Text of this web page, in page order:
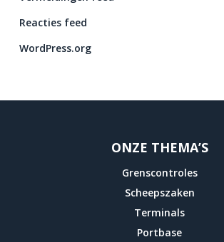
Reacties feed
WordPress.org
ONZE THEMA’S
Grenscontroles
Scheepszaken
Terminals
Portbase